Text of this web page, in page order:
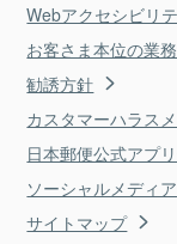
Webアクセシビリ
お客さま本位の業
勧誘方針
カスタマーハラス
日本郵便公式アプ
ソーシャルメディア
サイトマップ